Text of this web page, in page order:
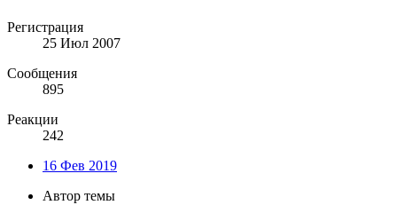
Регистрация
25 Июл 2007
Сообщения
895
Реакции
242
16 Фев 2019
Автор темы